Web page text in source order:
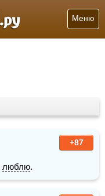
Меню
+87
люблю.